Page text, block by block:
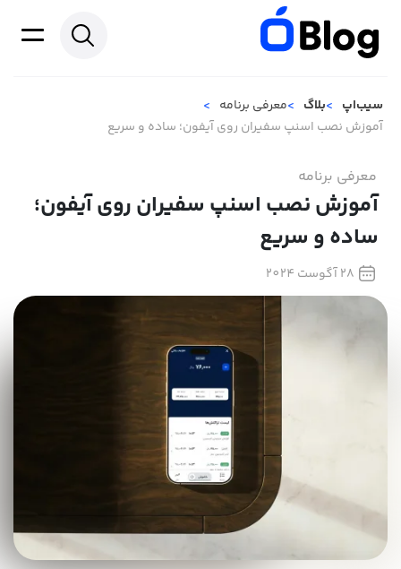
سیب‌اپ بلاگ
معرفی برنامه
آموزش نصب اسنپ سفیران روی آیفون؛ ساده و سریع
معرفی برنامه
آموزش نصب اسنپ سفیران روی آیفون؛
ساده و سریع
28 آگوست 2024